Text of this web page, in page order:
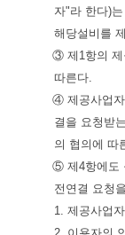
자"라 한다)
해당설비를
③ 제1항의 제
따른다.
④ 제공사업자
결을 요청받
의 협의에 따
⑤ 제4항에도
전연결 요청
1. 제공사업